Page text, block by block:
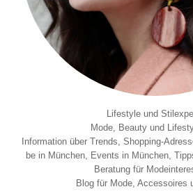
Lifestyle und
Mode, Beauty und
Information über Trends, Shopping-
be in München, Events in München,
Beratung für
Blog für Mode, Accessoires